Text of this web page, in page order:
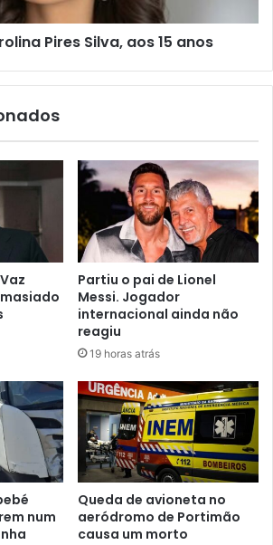
Pires Silva, aos 15 anos
Partiu o pai de Lionel
Messi. Jogador
internacional ainda não
reagiu
19 horas atrás
num
Queda de avioneta no
aeródromo de Portimão
causa um morto